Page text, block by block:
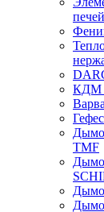
КДМ
TMF